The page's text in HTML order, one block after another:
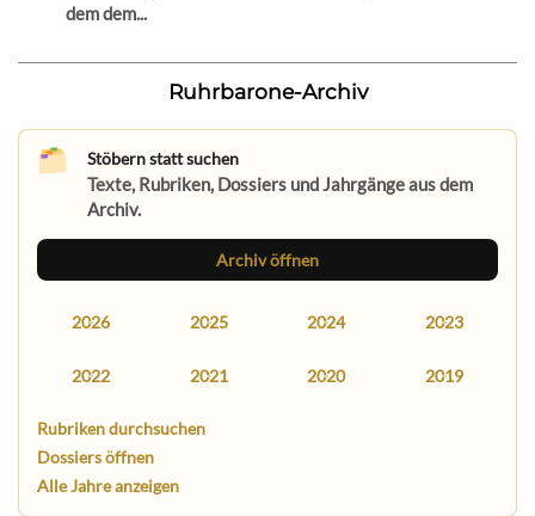
dem dem...
Ruhrbarone-Archiv
Stöbern statt suchen
Texte, Rubriken, Dossiers und Jahrgänge aus dem
Archiv.
Archiv öffnen
2026 2025 2024 2023
2022 2021 2020 2019
Rubriken durchsuchen
Dossiers öffnen
Alle Jahre anzeigen